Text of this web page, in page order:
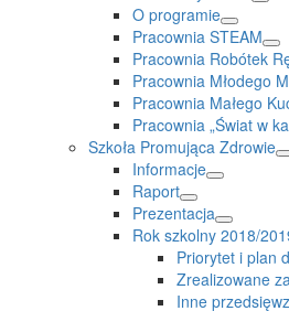
O programie
Pracownia STEAM
Pracownia Robótek
Pracownia Młodego
Pracownia Małego
Pracownia „Świat w
Szkoła Promująca Zdrowie
Informacje
Raport
Prezentacja
Rok szkolny 2018/
Priorytet i plan
Zrealizowane
Inne